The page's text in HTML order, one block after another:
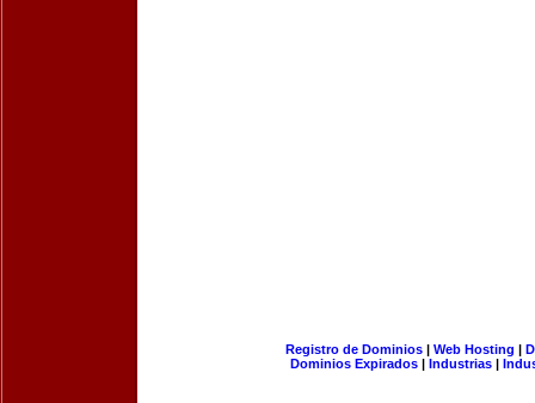
Registro de Dominios| Web Hosting |
Dominios Expirados | Industrias |